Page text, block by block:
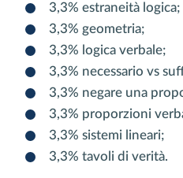
3,3% estraneità logica;
3,3% geometria;
3,3% logica verbale;
3,3% necessario vs
3,3% negare una
3,3% proporzioni
3,3% sistemi lineari;
3,3% tavoli di verità.